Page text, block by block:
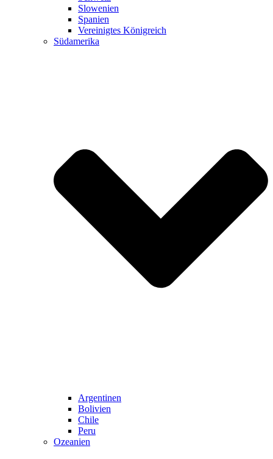
Slowenien
Spanien
Vereinigtes Königreich
Südamerika
Argentinen
Bolivien
Chile
Peru
Ozeanien